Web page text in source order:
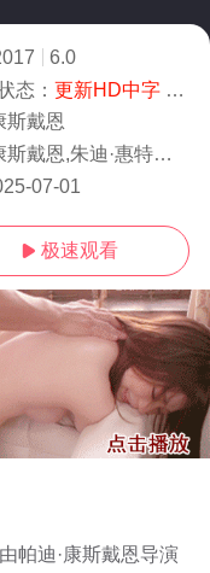
6.0
态： 更新HD中字- 免费在线观看
斯戴恩
·惠特克,保罗·帕波维尔,托尼·皮茨,保罗·唐奈利
07-01
 极速观看
帕迪·康斯戴恩导演